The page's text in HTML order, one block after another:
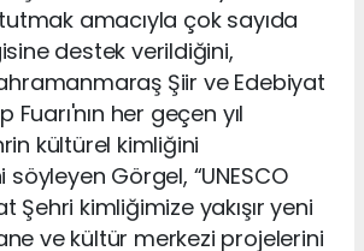
tutmak amacıyla çok sayıda
destek verildiğini,
Şiir ve Edebiyat
Fuarı'nın her geçen yıl
kültürel kimliğini
Görgel, “UNESCO
Şehri kimliğimize yakışır yeni
ve kültür merkezi projelerini